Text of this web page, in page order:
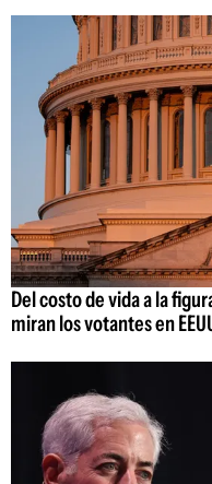
Del costo de vida a la
miran los votantes en